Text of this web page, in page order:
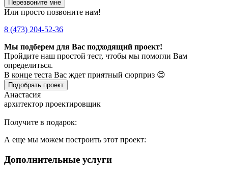
Перезвоните мне
Или просто позвоните нам!
8 (473) 204-52-36
Мы подберем для Вас подходящий проект!
Пройдите наш простой тест, чтобы мы помогли Вам
определиться.
В конце теста Вас ждет приятный сюрприз 😊
Подобрать проект
Анастасия
архитектор проектировщик
Получите в подарок:
А еще мы можем построить этот проект:
Дополнительные услуги